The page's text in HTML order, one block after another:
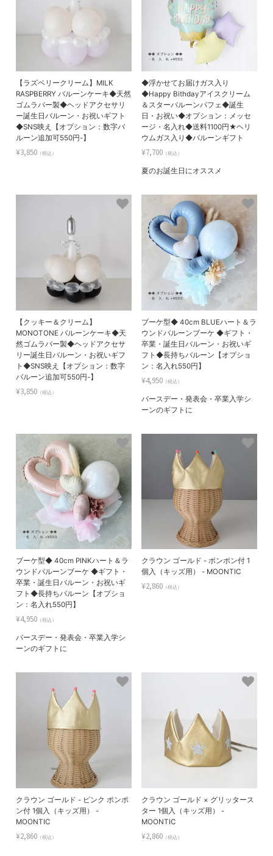
【ラズベリークリーム】MILK
RASPBERRY バルーンケーキ◆天然
ゴムラバー製◆ヘッドアクセサリ
ー誕生日バルーン・お祝いギフト
◆SNS映え【オプション：数字バ
ルーン追加可550円-】
¥3,850 （税込）
◆浮かせてお届けガス入り
◆Happy Bithdayアイスクリーム
＆スターバルーンパフェ◆誕生
日・お祝い◆オプション：メッセ
ージ・名入れ◆送料1100円★ヘリ
ウムガス入り◆バルーンギフト
¥7,700 （税込）
夏のお誕生日にオススメ
【クッキー＆クリーム】
MONOTONE バルーンケーキ◆天
然ゴムラバー製◆ヘッドアクセサ
リー誕生日バルーン・お祝いギフ
ト◆SNS映え【オプション：数字
バルーン追加可550円-】
¥3,850 （税込）
ブーケ型◆ 40cm BLUEハート＆ラ
ウンドバルーンブーケ ◆ギフト・
卒業・誕生日バルーン・お祝いギ
フト◆長持ちバルーン【オプショ
ン：名入れ550円】
¥4,950 （税込）
バースデー・発表会・卒業入学シ
ーンのギフトに
ブーケ型◆ 40cm PINKハート＆ラ
ウンドバルーンブーケ ◆ギフト・
卒業・誕生日バルーン・お祝いギ
フト◆長持ちバルーン【オプショ
ン：名入れ550円】
¥4,950 （税込）
バースデー・発表会・卒業入学シ
ーンのギフトに
クラウン ゴールド - ポンポン付 1
個入（キッズ用） - MOONTIC
¥2,860 （税込）
クラウン ゴールド - ピンク ポンポ
ン付 1個入（キッズ用） -
MOONTIC
¥2,860 （税込）
クラウン ゴールド × グリッタース
ター 1個入（キッズ用） -
MOONTIC
¥2,860 （税込）